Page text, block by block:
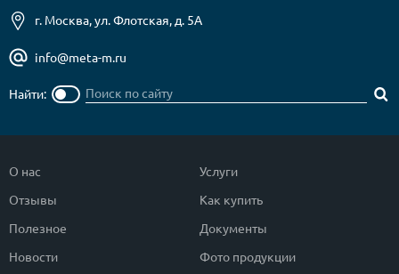
г. Москва, ул. Флотская, д. 5А
info@meta-m.ru
Найти:
О нас
Отзывы
Полезное
Новости
Услуги
Как купить
Документы
Фото продукции